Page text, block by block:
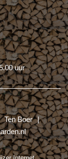
uur
Ten Boer